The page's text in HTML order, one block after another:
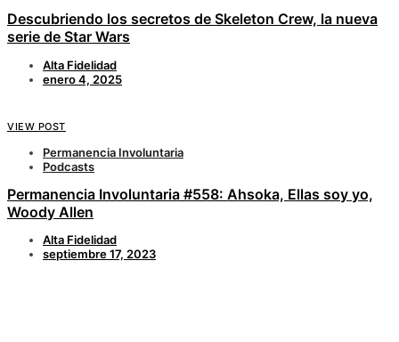
Descubriendo los secretos de Skeleton Crew, la nueva
serie de Star Wars
Alta Fidelidad
enero 4, 2025
VIEW POST
Permanencia Involuntaria
Podcasts
Permanencia Involuntaria #558: Ahsoka, Ellas soy yo,
Woody Allen
Alta Fidelidad
septiembre 17, 2023